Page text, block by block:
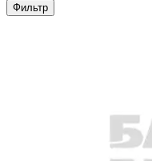
Фильтр